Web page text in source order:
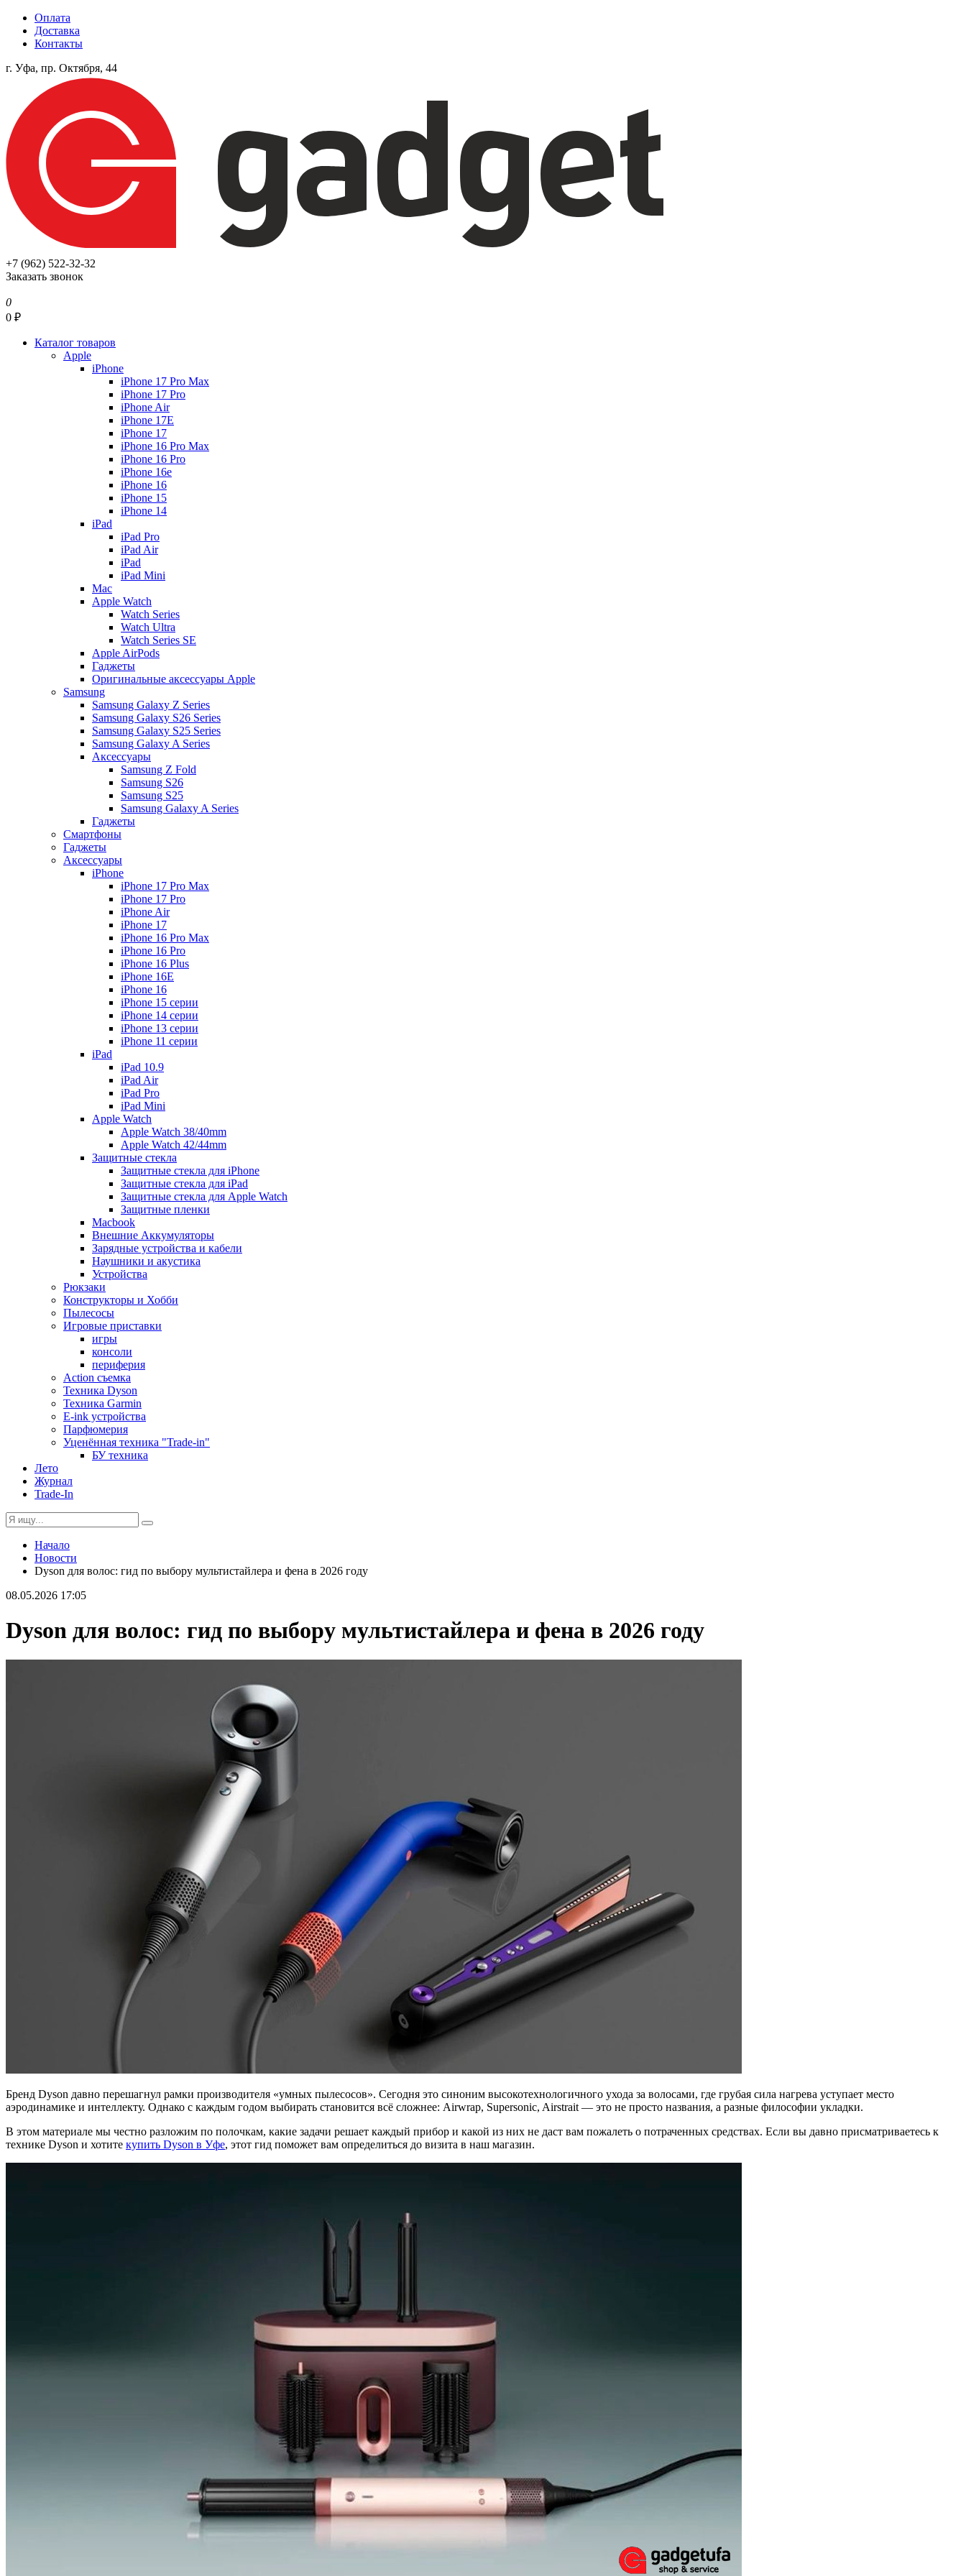
Оплата
Доставка
Контакты
г. Уфа, пр. Октября, 44
+7 (962) 522-32-32
Заказать звонок
0
0 ₽
Каталог товаров
Apple
iPhone
iPhone 17 Pro Max
iPhone 17 Pro
iPhone Air
iPhone 17E
iPhone 17
iPhone 16 Pro Max
iPhone 16 Pro
iPhone 16e
iPhone 16
iPhone 15
iPhone 14
iPad
iPad Pro
iPad Air
iPad
iPad Mini
Mac
Apple Watch
Watch Series
Watch Ultra
Watch Series SE
Apple AirPods
Гаджеты
Оригинальные аксессуары Apple
Samsung
Samsung Galaxy Z Series
Samsung Galaxy S26 Series
Samsung Galaxy S25 Series
Samsung Galaxy A Series
Аксессуары
Samsung Z Fold
Samsung S26
Samsung S25
Samsung Galaxy A Series
Гаджеты
Смартфоны
Гаджеты
Аксессуары
iPhone
iPhone 17 Pro Max
iPhone 17 Pro
iPhone Air
iPhone 17
iPhone 16 Pro Max
iPhone 16 Pro
iPhone 16 Plus
iPhone 16E
iPhone 16
iPhone 15 серии
iPhone 14 серии
iPhone 13 серии
iPhone 11 серии
iPad
iPad 10.9
iPad Air
iPad Pro
iPad Mini
Apple Watch
Apple Watch 38/40mm
Apple Watch 42/44mm
Защитные стекла
Защитные стекла для iPhone
Защитные стекла для iPad
Защитные стекла для Apple Watch
Защитные пленки
Macbook
Внешние Аккумуляторы
Зарядные устройства и кабели
Наушники и акустика
Устройства
Рюкзаки
Конструкторы и Хобби
Пылесосы
Игровые приставки
игры
консоли
периферия
Action съемка
Техника Dyson
Техника Garmin
E-ink устройства
Парфюмерия
Уценённая техника "Trade-in"
БУ техника
Лето
Журнал
Trade-In
Начало
Новости
Dyson для волос: гид по выбору мультистайлера и фена в 2026 году
08.05.2026 17:05
Dyson для волос: гид по выбору мультистайлера и фена в 2026 году
Бренд Dyson давно перешагнул рамки производителя «умных пылесосов». Сегодня это синоним высокотехнологичного ухода за волосами, где грубая сила нагрева уступает место
аэродинамике и интеллекту. Однако с каждым годом выбирать становится всё сложнее: Airwrap, Supersonic, Airstrait — это не просто названия, а разные философии укладки.
В этом материале мы честно разложим по полочкам, какие задачи решает каждый прибор и какой из них не даст вам пожалеть о потраченных средствах. Если вы давно присматриваетесь к
технике Dyson и хотите купить Dyson в Уфе, этот гид поможет вам определиться до визита в наш магазин.